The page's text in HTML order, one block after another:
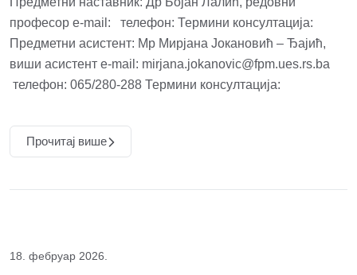
професор e-mail: телефон: Термини консултација:
Предметни асистент: Мр Мирјана Јокановић – Ђајић,
виши асистент e-mail: mirjana.jokanovic@fpm.ues.rs.ba
телефон: 065/280-288 Термини консултација:
Прочитај више
18. фебруар 2026.